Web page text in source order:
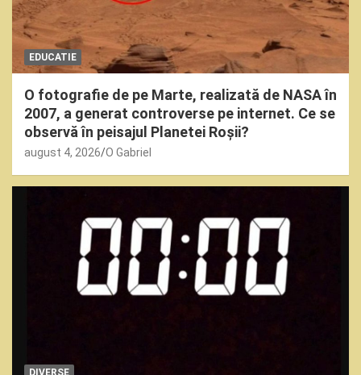
EDUCATIE
O fotografie de pe Marte, realizată de NASA în
2007, a generat controverse pe internet. Ce se
observă în peisajul Planetei Roșii?
august 4, 2026 O Gabriel
DIVERSE